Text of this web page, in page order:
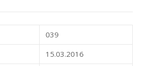
039
15.03.2016